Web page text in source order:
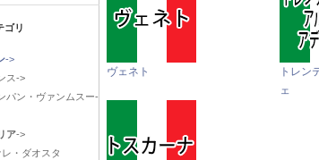
リ
->
ス->
パン・ヴァンムスー-
ア->
・ダオスタ
ヴェネト
トレン
ェ